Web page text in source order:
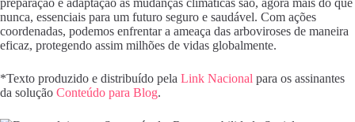
preparação e adaptação às mudanças climáticas são, agora mais do que
nunca, essenciais para um futuro seguro e saudável. Com ações
coordenadas, podemos enfrentar a ameaça das arboviroses de maneira
eficaz, protegendo assim milhões de vidas globalmente.
*Texto produzido e distribuído pela Link Nacional para os assinantes
da solução Conteúdo para Blog.